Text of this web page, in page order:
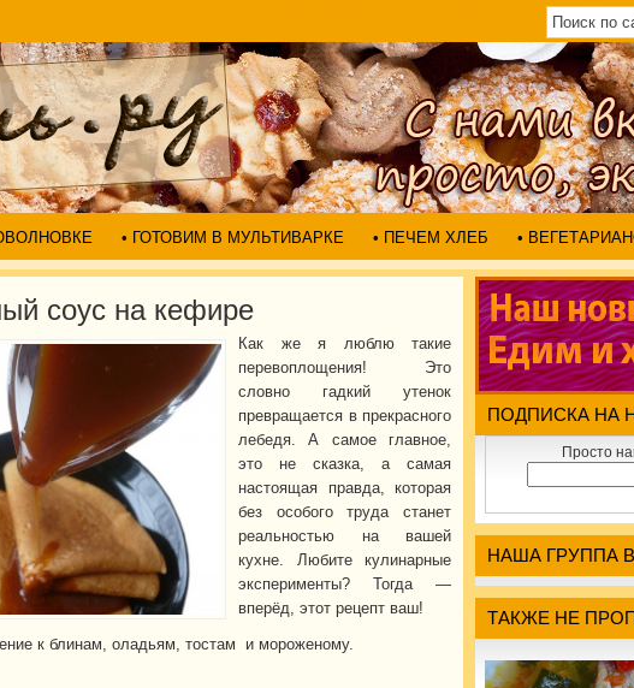
• ГОТОВИМ В МУЛЬТИВАРКЕ • ПЕЧЕМ ХЛЕБ •
соус на кефире
Как же я люблю такие
перевоплощения! Это
словно гадкий утенок
превращается в прекрасного
лебедя. А самое главное,
это не сказка, а самая
настоящая правда, которая
без особого труда станет
реальностью на вашей
кухне. Любите кулинарные
эксперименты? Тогда —
вперёд, этот рецепт ваш!
к блинам, оладьям, тостам и мороженому.
ПОДПИСКА НА
Просто
НАША ГРУППА
ТАКЖЕ НЕ